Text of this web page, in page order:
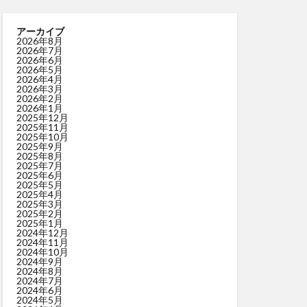
アーカイブ
2026年8月
2026年7月
2026年6月
2026年5月
2026年4月
2026年3月
2026年2月
2026年1月
2025年12月
2025年11月
2025年10月
2025年9月
2025年8月
2025年7月
2025年6月
2025年5月
2025年4月
2025年3月
2025年2月
2025年1月
2024年12月
2024年11月
2024年10月
2024年9月
2024年8月
2024年7月
2024年6月
2024年5月